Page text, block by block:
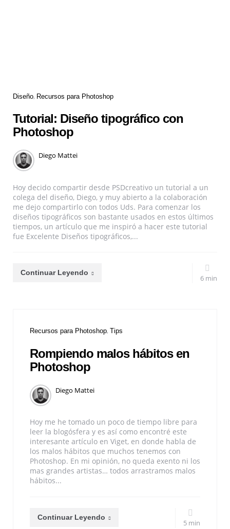
Diseño Recursos para Photoshop
Tutorial: Diseño tipográfico con
Photoshop
Diego Mattei
Hoy decido compartir desde PSDcreativo un tutorial a un
colega del diseño, Diego, y muy abierto a la colaboración
me dejo compartirlo con todos Uds. Para comenzar los
diseños tipográficos son bastante usados en estos últimos
tiempos, un artículo que me inspiró a hacer este tutorial
fue Excelente Diseños tipográficos,...
Continuar Leyendo
6 min
Recursos para Photoshop Tips
Rompiendo malos hábitos en
Photoshop
Diego Mattei
Hoy me he tomado un poco de tiempo libre para
leer la blogósfera y es así como encontré este
interesante artículo en Viget, en donde habla de
los malos hábitos que muchos tenemos con
Photoshop. En mi opinión, no queda exento ni los
mas grandes artistas… todos arrastramos malos
hábitos...
Continuar Leyendo
5 min